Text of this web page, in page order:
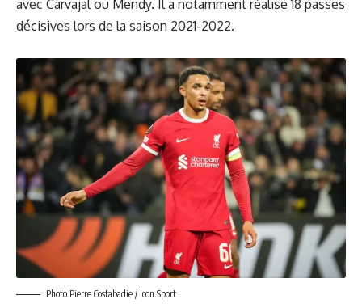
avec Carvajal ou Mendy. Il a notamment réalisé 18 passes
décisives lors de la saison 2021-2022.
Photo Pierre Costabadie / Icon Sport